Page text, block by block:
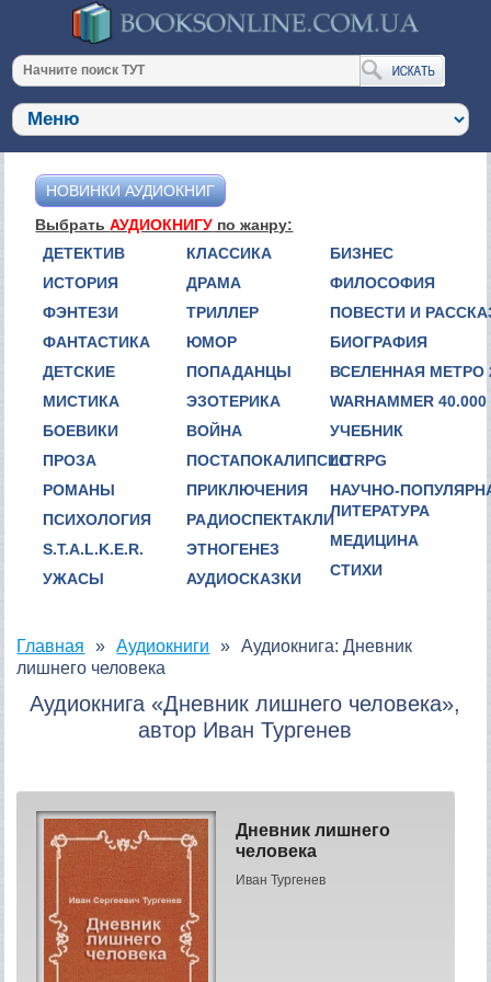
НОВИНКИ АУДИОКНИГ
ВыбратьАУДИОКНИГУ по жанру:
ДЕТЕКТИВ
ИСТОРИЯ
ФЭНТЕЗИ
ФАНТАСТИКА
ДЕТСКИЕ
МИСТИКА
БОЕВИКИ
ПРОЗА
РОМАНЫ
ПСИХОЛОГИЯ
S.T.A.L.K.E.R.
УЖАСЫ
КЛАССИКА
ДРАМА
ТРИЛЛЕР
ЮМОР
ПОПАДАНЦЫ
ЭЗОТЕРИКА
ВОЙНА
ПОСТАПОКАЛИПСИС
ПРИКЛЮЧЕНИЯ
РАДИОСПЕКТАКЛИ
ЭТНОГЕНЕЗ
АУДИОСКАЗКИ
БИЗНЕС
ФИЛОСОФИЯ
ПОВЕСТИ И
БИОГРАФИЯ
ВСЕЛЕННАЯ МЕТРО
WARHAMMER 40.000
УЧЕБНИК
LITRPG
НАУЧНО-
ЛИТЕРАТУРА
МЕДИЦИНА
СТИХИ
Главная Аудиокниги
Аудиокнига: Дневник
лишнего человека
Аудиокнига «Дневник лишнего человека»,
автор Иван Тургенев
Дневник лишнего
человека
Иван Тургенев